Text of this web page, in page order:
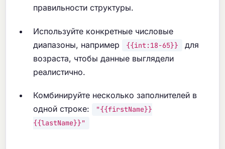
правильности структуры.
Используйте конкретные числовые
диапазоны, например
{{int:18-65}}
для
возраста, чтобы данные выглядели
реалистично.
Комбинируйте несколько заполнителей в
одной строке:
"{{firstName}}
{{lastName}}"